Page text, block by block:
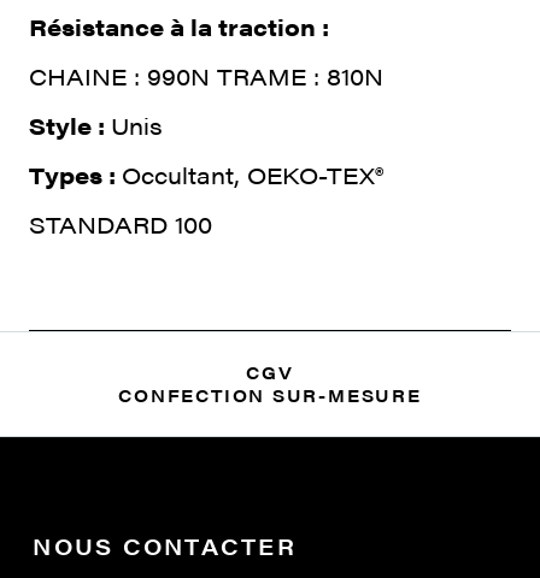
Résistance à la traction :
CHAINE : 990N TRAME : 810N
Style : Unis
Types : Occultant, OEKO-TEX®
STANDARD 100
CGV
CONFECTION SUR-MESURE
NOUS CONTACTER